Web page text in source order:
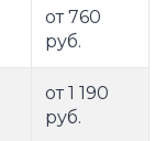
от 760
руб.
от 1 190
руб.